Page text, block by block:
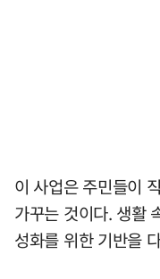
이 사업은 주민들이
가꾸는 것이다. 생활
성화를 위한 기반을